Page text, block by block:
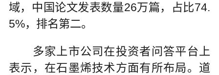
域，中国论文发表数量26万篇，占比74.
5%，排名第二。
多家上市公司在投资者问答平台上
表示，在石墨烯技术方面有所布局。道